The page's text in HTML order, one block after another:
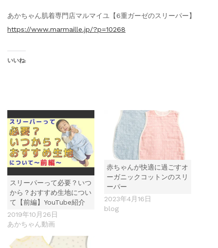
あかちゃん肌着専門店マルマイユ【6重ガーゼのスリーパー】
https://www.marmaille.jp/?p=10268
いいね:
スリーパーって必要？いつ
から？おすすめ生地につい
て【前編】YouTube紹介
2019年10月26日
あかちゃん動画
赤ちゃんが快適に過ごすオ
ーガニックコットンのスリ
ーパー
2023年4月16日
blog